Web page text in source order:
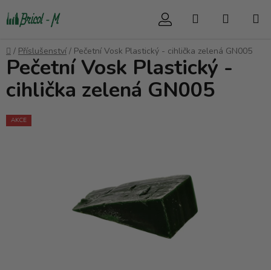
na
Hledat
Domů
/ Příslušenství / Pečetní Vosk Plastický - cihlička zelená GN005
Pečetní Vosk Plastický -
cihlička zelená GN005
AKCE